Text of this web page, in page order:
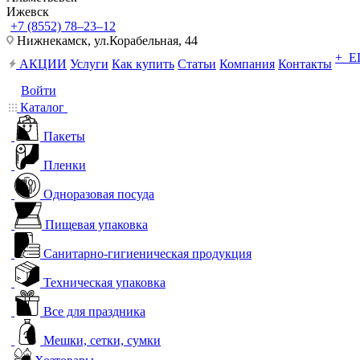
Ижевск
+7 (8552) 78‒23‒12
Нижнекамск, ​ул.Корабельная, 44
АКЦИИ Услуги Как купить Статьи Компания Контакты +
Войти
Каталог
Пакеты
Пленки
Одноразовая посуда
Пищевая упаковка
Санитарно-гигиеническая продукция
Техническая упаковка
Все для праздника
Мешки, сетки, сумки